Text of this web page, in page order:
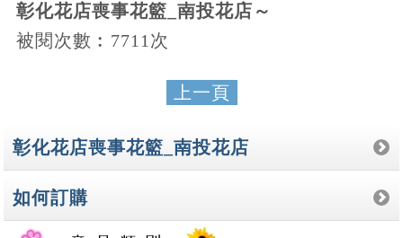
彰化花店喪事花籃_南投花店～
被閱次數︰7711次
上一頁
彰化花店喪事花籃_南投花店
如何訂購